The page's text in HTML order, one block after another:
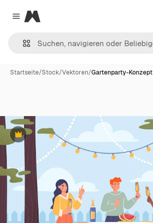
Close menu
Magnific
Startseite/Stock/Vektoren/Gartenparty-Konzept
Premium